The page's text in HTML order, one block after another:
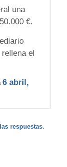
una
€.
el
6 abril,
respuestas.